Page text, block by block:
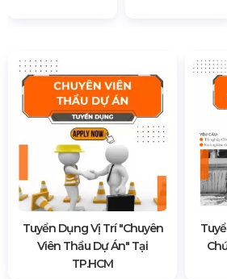
Tuyển Dụng Vị Trí "chuyên
Viên Thầu Dự Án" Tại
TP.HCM